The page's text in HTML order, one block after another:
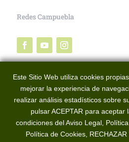
Redes Campuebla
Redes BTT Alto Mijares
Este Sitio Web utiliza cookies
mejorar la experiencia de
realizar análisis estadísticos sobre
pulsar ACEPTAR para aceptar
condiciones del Aviso Legal,
Política de Cookies,